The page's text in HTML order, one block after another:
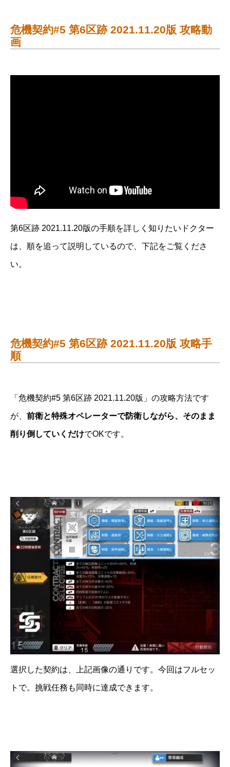
危機契約#5 第6区跡 2021.11.20版 攻略動
画
第6区跡 2021.11.20版の手順を詳しく知りたいドクター
は、順を追って説明しているので、下記をご覧くださ
い。
危機契約#5 第6区跡 2021.11.20版 攻略手
順
「危機契約#5 第6区跡 2021.11.20版」の攻略方法です
が、 前衛と特殊オペレーターで防衛しながら、そのまま
削り倒していくだけでOKです。
選択した契約は、上記画像の通りです。今回はフルセッ
トで。挑戦任務も同時に達成できます。